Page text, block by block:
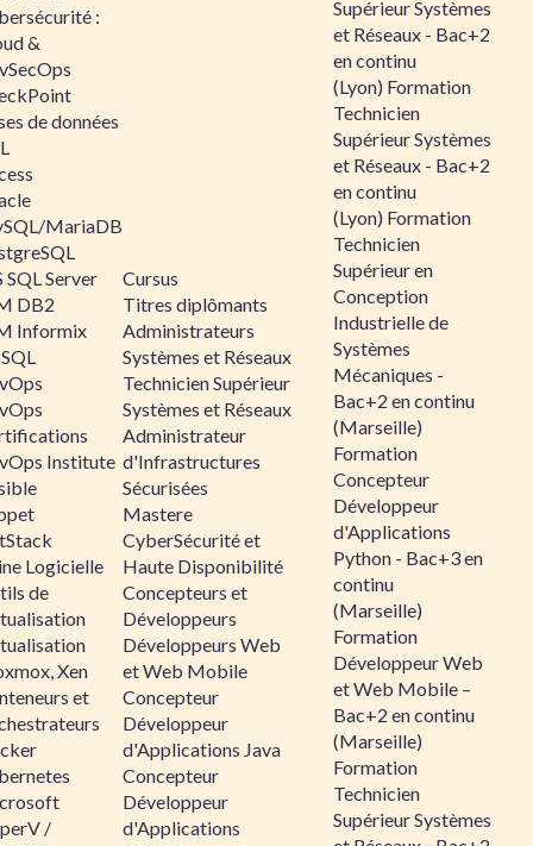
:
&
de données
MariaDB
SQL Server
DB2
Informix
Institute
Logicielle
de
Xen
et
/
Cursus
Titres diplômants
Administrateurs
Systèmes et Réseaux
Technicien Supérieur
Systèmes et Réseaux
Administrateur
d'Infrastructures
Sécurisées
Mastere
CyberSécurité et
Haute Disponibilité
Concepteurs et
Développeurs
Développeurs Web
et Web Mobile
Concepteur
Développeur
d'Applications Java
Concepteur
Développeur
d'Applications
Supérieur Systèmes
et Réseaux - Bac+2
en continu
(Lyon) Formation
Technicien
Supérieur Systèmes
et Réseaux - Bac+2
en continu
(Lyon) Formation
Technicien
Supérieur en
Conception
Industrielle de
Systèmes
Mécaniques -
Bac+2 en continu
(Marseille)
Formation
Concepteur
Développeur
d'Applications
Python - Bac+3 en
continu
(Marseille)
Formation
Développeur Web
et Web Mobile –
Bac+2 en continu
(Marseille)
Formation
Technicien
Supérieur Systèmes